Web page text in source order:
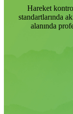
Hareket
standartlarında
alanında